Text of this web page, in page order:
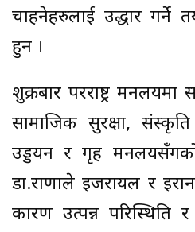
चाहनेहरुलाई उद्धार गर्ने
हुन ।
शुक्रबार परराष्ट्र
सामाजिक सुरक्षा,
उड्डयन र गृह
डा.राणाले इजरायल र
कारण उत्पन्न परिस्थिति